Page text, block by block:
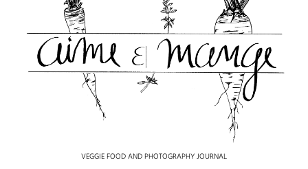
VEGGIE FOOD AND PHOTOGRAPHY JOURNAL